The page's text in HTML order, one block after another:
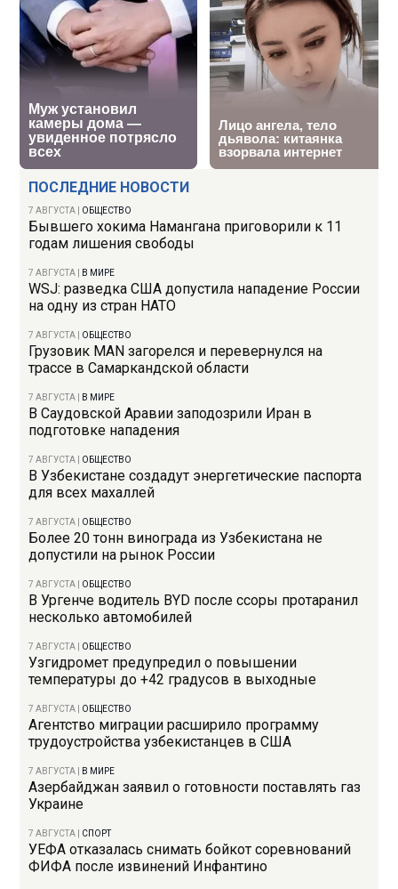
ПОСЛЕДНИЕ НОВОСТИ
7 АВГУСТА ОБЩЕСТВО
Бывшего хокима Намангана приговорили к 11
годам лишения свободы
7 АВГУСТА В МИРЕ
WSJ: разведка США допустила нападение России
на одну из стран НАТО
7 АВГУСТА ОБЩЕСТВО
Грузовик MAN загорелся и перевернулся на
трассе в Самаркандской области
7 АВГУСТА В МИРЕ
В Саудовской Аравии заподозрили Иран в
подготовке нападения
7 АВГУСТА ОБЩЕСТВО
В Узбекистане создадут энергетические паспорта
для всех махаллей
7 АВГУСТА ОБЩЕСТВО
Более 20 тонн винограда из Узбекистана не
допустили на рынок России
7 АВГУСТА ОБЩЕСТВО
В Ургенче водитель BYD после ссоры протаранил
несколько автомобилей
7 АВГУСТА ОБЩЕСТВО
Узгидромет предупредил о повышении
температуры до +42 градусов в выходные
7 АВГУСТА ОБЩЕСТВО
Агентство миграции расширило программу
трудоустройства узбекистанцев в США
7 АВГУСТА В МИРЕ
Азербайджан заявил о готовности поставлять газ
Украине
7 АВГУСТА СПОРТ
УЕФА отказалась снимать бойкот соревнований
ФИФА после извинений Инфантино